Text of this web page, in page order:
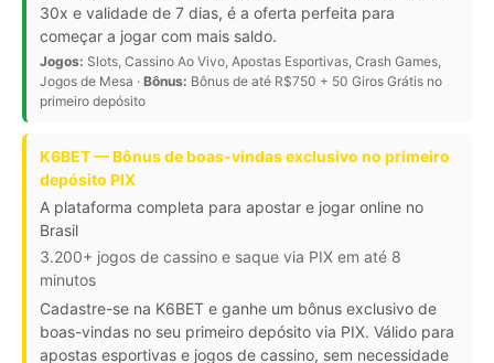
30x e validade de 7 dias, é a oferta perfeita para
começar a jogar com mais saldo.
Jogos: Slots, Cassino Ao Vivo, Apostas Esportivas, Crash Games,
Jogos de Mesa · Bônus: Bônus de até R$750 + 50 Giros Grátis no
primeiro depósito
K6BET — Bônus de boas-vindas exclusivo no primeiro
depósito PIX
A plataforma completa para apostar e jogar online no
Brasil
3.200+ jogos de cassino e saque via PIX em até 8
minutos
Cadastre-se na K6BET e ganhe um bônus exclusivo de
boas-vindas no seu primeiro depósito via PIX. Válido para
apostas esportivas e jogos de cassino, sem necessidade